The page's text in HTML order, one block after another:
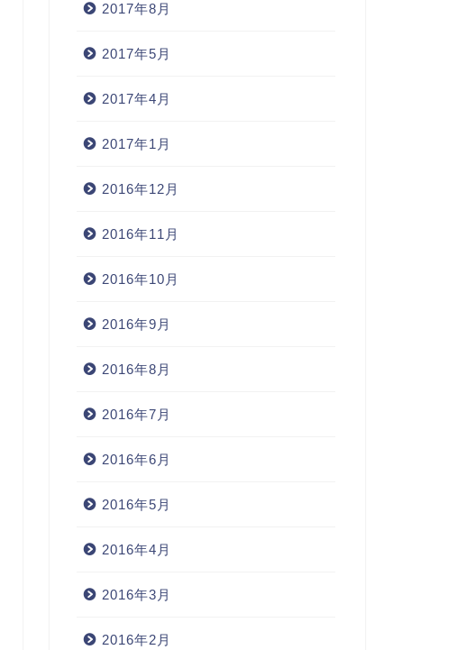
2017年8月
2017年5月
2017年4月
2017年1月
2016年12月
2016年11月
2016年10月
2016年9月
2016年8月
2016年7月
2016年6月
2016年5月
2016年4月
2016年3月
2016年2月